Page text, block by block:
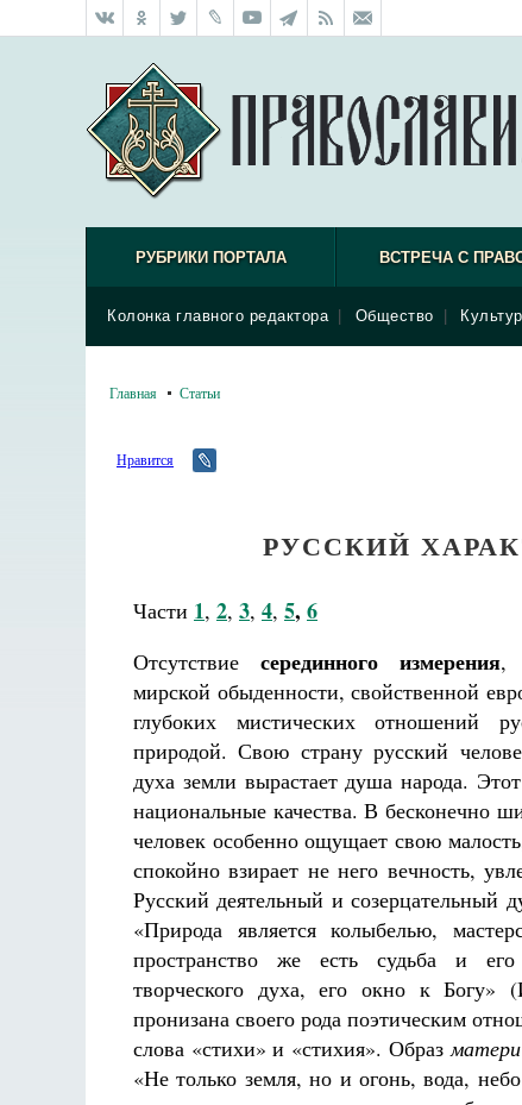
РУБРИКИ ПОРТАЛА ВСТРЕЧА С
Колонка главного редактора Общество
Главная Статьи
Нравится
РУССКИЙ
Части 1, 2, 3, 4, 5, 6
Отсутствие серединного измерения,
мирской обыденности, свойственной
глубоких мистических отношений
природой. Свою страну русский
духа земли вырастает душа народа.
национальные качества. В бесконечно
человек особенно ощущает свою
спокойно взирает не него вечность,
Русский деятельный и созерцательный
«Природа является колыбелью,
пространство же есть судьба и его
творческого духа, его окно к Богу»
пронизана своего рода поэтическим
слова «стихи» и «стихия». Образ
«Не только земля, но и огонь, вода,